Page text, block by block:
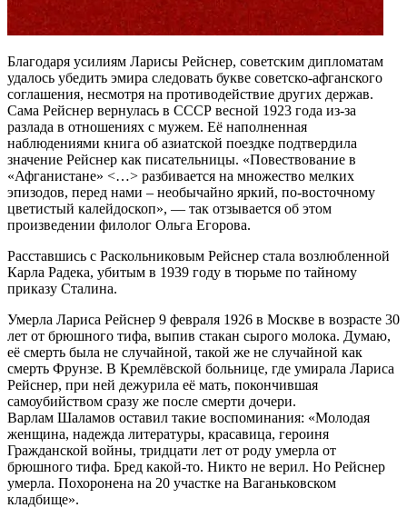
Благодаря усилиям Ларисы Рейснер, советским дипломатам
удалось убедить эмира следовать букве советско-афганского
соглашения, несмотря на противодействие других держав.
Сама Рейснер вернулась в СССР весной 1923 года из-за
разлада в отношениях с мужем. Её наполненная
наблюдениями книга об азиатской поездке подтвердила
значение Рейснер как писательницы. «Повествование в
«Афганистане» <…> разбивается на множество мелких
эпизодов, перед нами – необычайно яркий, по-восточному
цветистый калейдоскоп», — так отзывается об этом
произведении филолог Ольга Егорова.
Расставшись с Раскольниковым Рейснер стала возлюбленной
Карла Радека, убитым в 1939 году в тюрьме по тайному
приказу Сталина.
Умерла Лариса Рейснер 9 февраля 1926 в Москве в возрасте 30
лет от брюшного тифа, выпив стакан сырого молока. Думаю,
её смерть была не случайной, такой же не случайной как
смерть Фрунзе. В Кремлёвской больнице, где умирала Лариса
Рейснер, при ней дежурила её мать, покончившая
самоубийством сразу же после смерти дочери.
Варлам Шаламов оставил такие воспоминания: «Молодая
женщина, надежда литературы, красавица, героиня
Гражданской войны, тридцати лет от роду умерла от
брюшного тифа. Бред какой-то. Никто не верил. Но Рейснер
умерла. Похоронена на 20 участке на Ваганьковском
кладбище».